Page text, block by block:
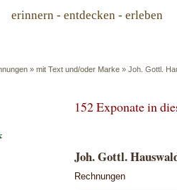
erinnern - entdecken - erleben
» mit Text und/oder Marke » Joh. Gottl.
152 Exponate in
Joh. Gottl.
Rechnungen